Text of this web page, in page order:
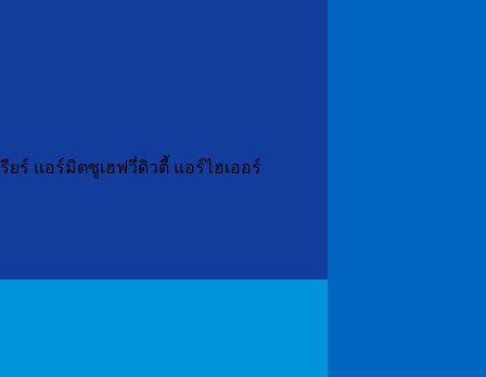
ร์ แอร์มิตซูเฮฟวี่ดิวตี้ แอร์ไฮเออร์